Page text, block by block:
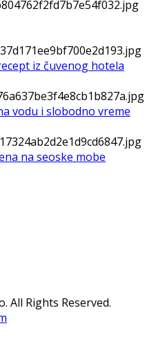
iz čuvenog hotela
vodu i slobodno vreme
na seoske mobe
All Rights Reserved.